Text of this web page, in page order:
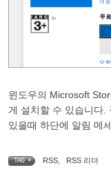
윈도우의 Microsoft
게 설치할 수 있습니다.
있을때 하단에 알림 메
TAG • RSS RSS 리더